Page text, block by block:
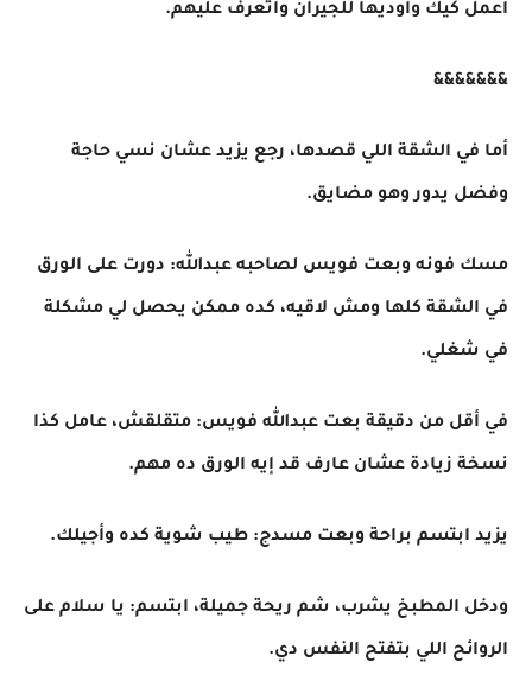
أعمل كيك وأوديها للجيران وأتعرف عليهم.
&&&&&&&
أما في الشقة اللي قصدها، رجع يزيد عشان نسي حاجة
وفضل يدور وهو مضايق.
مسك فونه وبعت فويس لصاحبه عبدالله: دورت على الورق
في الشقة كلها ومش لاقيه، كده ممكن يحصل لي مشكلة
في شغلي.
في أقل من دقيقة بعت عبدالله فويس: متقلقش، عامل كذا
نسخة زيادة عشان عارف قد إيه الورق ده مهم.
يزيد ابتسم براحة وبعت مسدج: طيب شوية كده وأجيلك.
ودخل المطبخ يشرب، شم ريحة جميلة، ابتسم: يا سلام على
الروائح اللي بتفتح النفس دي.